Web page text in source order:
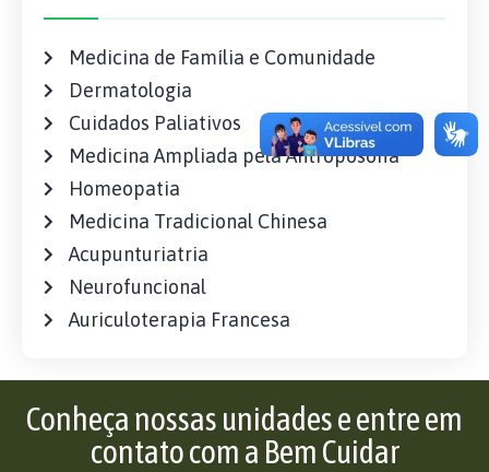
Medicina de Família e Comunidade
Dermatologia
Cuidados Paliativos
Medicina Ampliada pela Antroposofia
Homeopatia
Medicina Tradicional Chinesa
Acupunturiatria
Neurofuncional
Auriculoterapia Francesa
Conheça nossas unidades e entre em
contato com a Bem Cuidar